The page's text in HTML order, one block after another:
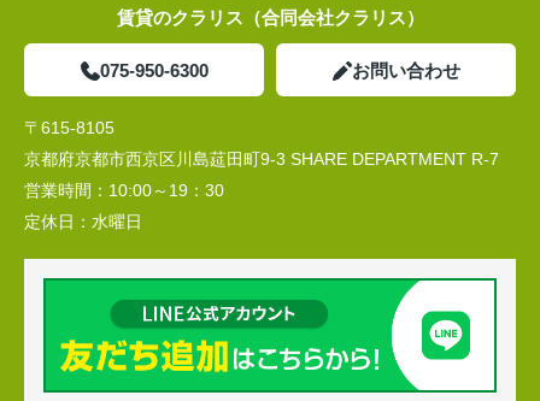
賃貸のクラリス（合同会社クラリス）
075-950-6300 お問い合わせ
〒615-8105
京都府京都市西京区川島莚田町9-3 SHARE DEPARTMENT R-7
営業時間： 10:00～19：30
定休日： 水曜日